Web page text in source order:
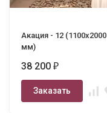
Акация - 12 (1100х2000
мм)
38 200 ₽
Заказать